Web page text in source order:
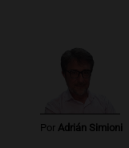
Por Adrián Simioni